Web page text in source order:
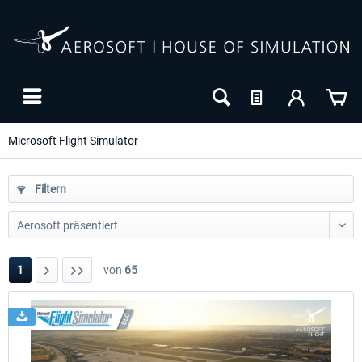
Microsoft Flight Simulator
24h FREE
Filtern
1 von 65